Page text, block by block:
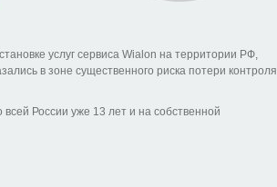
услуг сервиса Wialon на территории РФ,
в зоне существенного риска потери контроля
России уже 13 лет и на собственной